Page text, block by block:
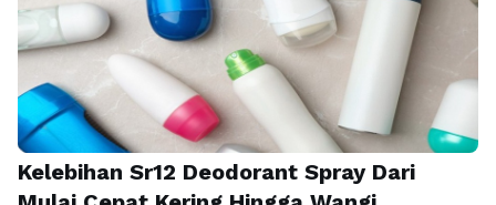
kutek atau nail polish tentu harus … Baca Selengkapnya
Kelebihan Sr12 Deodorant Spray Dari